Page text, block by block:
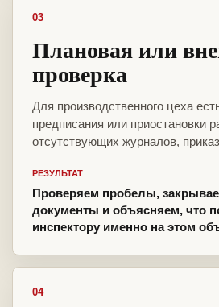
03
Плановая или
проверка
Для производственного цеха
предписания или приостановки
отсутствующих журналов,
РЕЗУЛЬТАТ
Проверяем пробелы,
документы и объясняем, что
инспектору именно на этом
04